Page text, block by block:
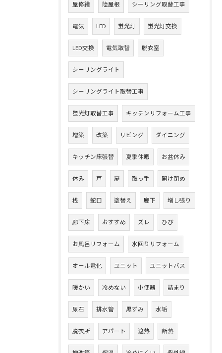
屋修繕 陸屋根 シーリング取替工事
電気 LED 蛍光灯 蛍光灯交換
LED交換 電気取替 脱衣室
シーリングライト
シーリングライト取替工事
蛍光灯取替工事 キッチンリフォーム工事
増築 改築 リビング ダイニング
キッチン床張替 夏季休暇 お盆休み
休み 戸 扉 取っ手 開け閉め
桟 蛇口 塗替え 廊下 増し張り
廊下床 おすすめ ズレ ひび
お風呂リフォーム 水回りリフォーム
オール電化 ユニット ユニットバス
暖かい 冷めない 小便器 詰まり
尿石 排水管 黒ずみ 水垢
脱衣所 アパート 遮熱 断熱